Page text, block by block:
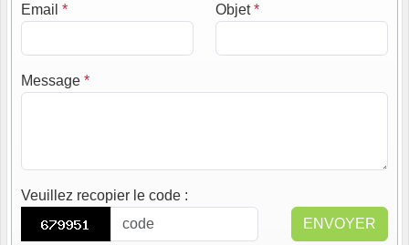
Email * Objet*
Message *
Veuillez recopier le code :
ENVOYER